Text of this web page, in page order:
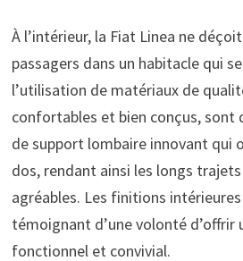
À l’intérieur, la Fiat Linea ne
passagers dans un habitacle qui
l’utilisation de matériaux de
confortables et bien conçus, sont
de support lombaire innovant qui
dos, rendant ainsi les longs
agréables. Les finitions
témoignant d’une volonté d’offrir
fonctionnel et convivial.